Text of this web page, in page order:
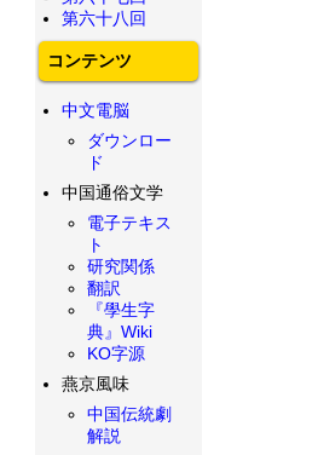
第六十八回
コンテンツ
中文電脳
ダウンロー
ド
中国通俗文学
電子テキス
ト
研究関係
翻訳
『學生字
典』Wiki
KO字源
燕京風味
中国伝統劇
解説